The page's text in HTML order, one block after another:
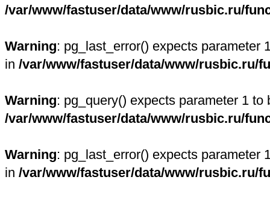
/var/www/fastuser/data/www/rusbic.ru/
Warning: pg_last_error() expects parameter
in /var/www/fastuser/data/www/rusbic.ru/
Warning: pg_query() expects parameter 1
/var/www/fastuser/data/www/rusbic.ru/
Warning: pg_last_error() expects parameter
in /var/www/fastuser/data/www/rusbic.ru/